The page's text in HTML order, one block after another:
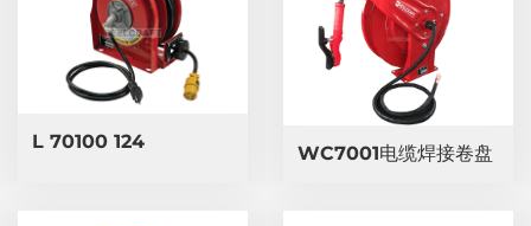
L 70100 124
WC7001电缆焊接卷盘